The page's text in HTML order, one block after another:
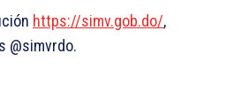
https://simv.gob.do/,
@simvrdo.